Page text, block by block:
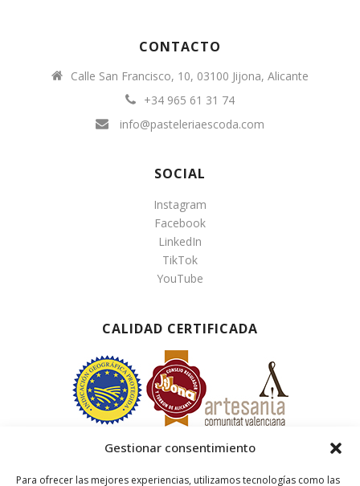
Gestionar consentimiento
Para ofrecer las mejores experiencias, utilizamos tecnologías como las
CONTACTO
Calle San Francisco, 10, 03100 Jijona, Alicante
+34 965 61 31 74
info@pasteleriaescoda.com
SOCIAL
Instagram
Facebook
LinkedIn
TikTok
YouTube
CALIDAD CERTIFICADA